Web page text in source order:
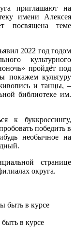
приглашают на
имени Алексея
посвящена теме
2022 год годом
культурного
пройдёт под
покажем культуру
и танцы, –
библиотеке им.
к буккроссингу,
победить в
необычное на
странице
округа.
быть в курсе
в курсе